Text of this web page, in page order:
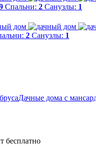
Спальни: 2 Санузлы: 1
2 Санузлы: 1
Дачные дома с
бесплатно